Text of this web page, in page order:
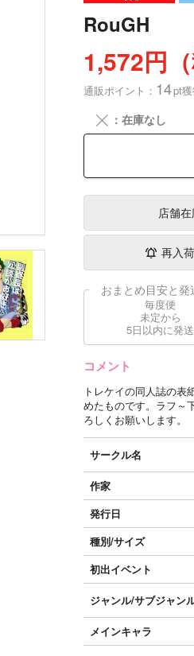
RouGH
1,572円（
通販ポイント： 14pt
╳ ：在庫なし
店舗
再入
おまとめ目安と発
毎度便
未定から
5日以内に発送
コメント
トレケイの同人誌の
めたものです。ラフ～
ろしくお願いします。
サークル名
作家
発行日
種別/サイズ
初出イベント
ジャンル/サブジャン
メインキャラ